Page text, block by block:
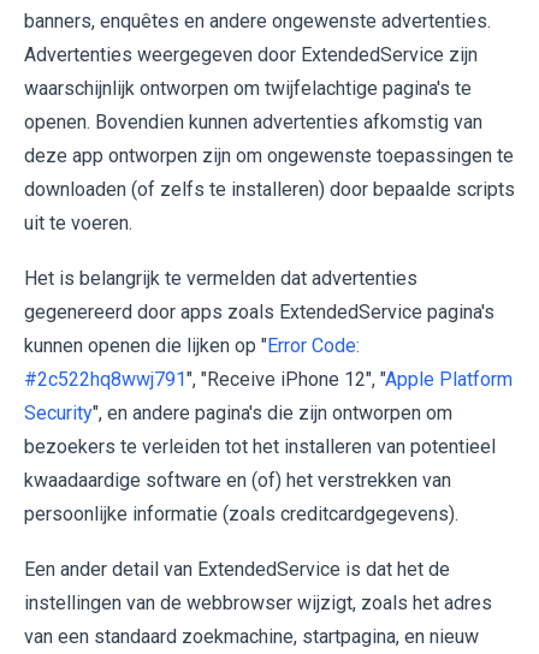
banners, enquêtes en andere ongewenste advertenties.
Advertenties weergegeven door ExtendedService zijn
waarschijnlijk ontworpen om twijfelachtige pagina's te
openen. Bovendien kunnen advertenties afkomstig van
deze app ontworpen zijn om ongewenste toepassingen te
downloaden (of zelfs te installeren) door bepaalde scripts
uit te voeren.
Het is belangrijk te vermelden dat advertenties
gegenereerd door apps zoals ExtendedService pagina's
kunnen openen die lijken op "Error Code:
#2c522hq8wwj791", "Receive iPhone 12", "Apple Platform
Security", en andere pagina's die zijn ontworpen om
bezoekers te verleiden tot het installeren van potentieel
kwaadaardige software en (of) het verstrekken van
persoonlijke informatie (zoals creditcardgegevens).
Een ander detail van ExtendedService is dat het de
instellingen van de webbrowser wijzigt, zoals het adres
van een standaard zoekmachine, startpagina, en nieuw